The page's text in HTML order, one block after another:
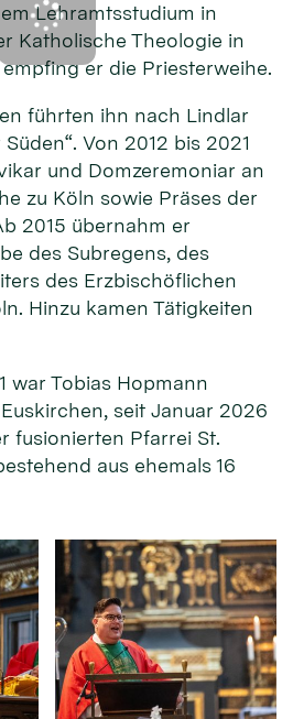
Lehramtsstudium in
Katholische Theologie in
er die Priesterweihe.
führten ihn nach Lindlar
Von 2012 bis 2021
und Domzeremoniar an
zu Köln sowie Präses der
2015 übernahm er
des Subregens, des
des Erzbischöflichen
Hinzu kamen Tätigkeiten
war Tobias Hopmann
seit Januar 2026
fusionierten Pfarrei St.
aus ehemals 16